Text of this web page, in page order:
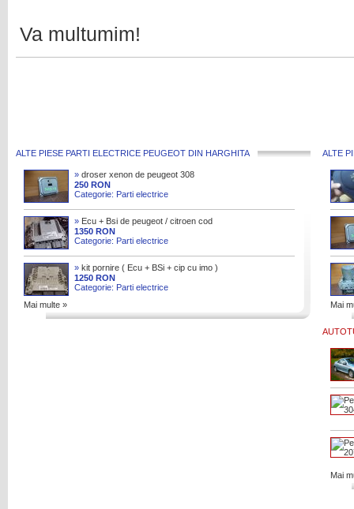
Va multumim!
ALTE PIESE PARTI ELECTRICE PEUGEOT DIN HARGHITA
» droser xenon de peugeot 308
250 RON
Categorie: Parti electrice
» Ecu + Bsi de peugeot / citroen cod
9814182680 / 0 281 032 456 /
9807054180
1350 RON
Categorie: Parti electrice
» kit pornire ( Ecu + BSi + cip cu imo )
de peugeot 5008 1.6 hdi
1250 RON
Categorie: Parti electrice
Mai multe »
ALTE
Mai
Mai